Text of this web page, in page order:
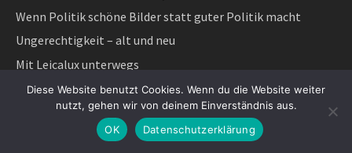
Wenn Politik schöne Bilder statt guter Politik macht
Ungerechtigkeit – alt und neu
Mit Leicalux unterwegs
Wahlkampf 2025
Die Fotografin – Lee Miller, ihre Fotos und der Film
Winterpause – Stille
Diese Website benutzt Cookies. Wenn du die Website weiter
nutzt, gehen wir von deinem Einverständnis aus.
OK
Datenschutzerklärung